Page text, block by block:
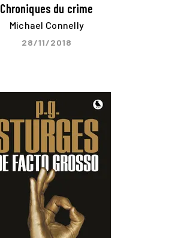
Chroniques du crime
Michael Connelly
28/11/2018